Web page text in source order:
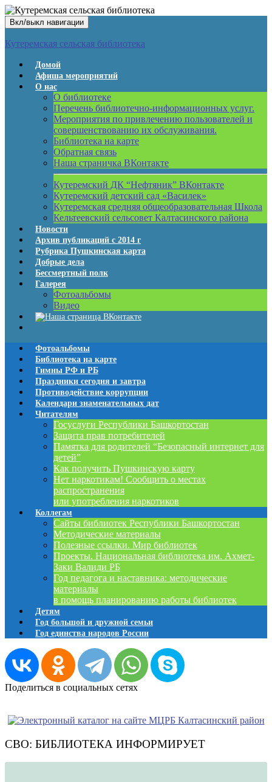
Вкл/выкл навигации
Кутеремская сельская библиотека
Домой
Афиша мероприятий
О нас
О библиотеке
Перечень библиотечно-информационных услуг.
Мероприятия по привлечению пользователей и
совершенствованию их обслуживания.
Библиотека на карте
Обратная связь
Наша страничка ВКонтакте
Кутеремский ДК “Нефтяник” ВКонтакте
Кутеремский детский сад «Василек»
Кутеремская средняя общеобразовательная Школа
Кельтеевский сельсовет Калтасинского района
Новости
Архив публикаций с 2014 г
Рубрика Пушкинская карта
Добрые дела
Бессмертный полк
Галерея
Фотоальбомы
Видео
Фотоальбомы
Библиотека на карте
Гимны РФ и РБ
Праздники сегодня и завтра
Противодействие коррупции
Календари знаменательных дат
Читателям
Госуслуги Республики Башкортостан
Защита прав потребителей
Памятка для родителей “Безопасный интернет для
детей”
Как получить Пушкинскую карту
Нет наркотикам! Сообщить о местах
распространения
или употребления наркотиков
Коллегам
Сайты библиотек Республики Башкортостан
Методические материалы
Полезные ссылки. Мир библиотек
Проекты. Национальная библиотека им. Ахмет-
Заки Валиди РБ
Год педагога и наставника: методические
материалы
в помощь планированию работы библиотек
Детям
Год большой и дружной семьи
Год единства народов России
Поделиться в социальных сетях
СВО: БИБЛИОТЕКА ИНФОРМИРУЕТ